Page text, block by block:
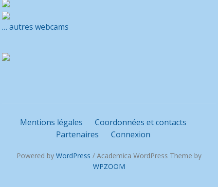
… autres webcams
Mentions légales
Coordonnées et contacts
Partenaires
Connexion
Powered by WordPress / Academica WordPress Theme by
WPZOOM